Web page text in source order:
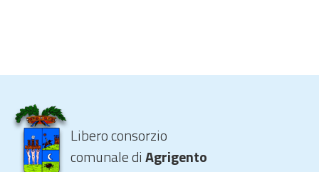
Libero consorzio
comunale diAgrigento